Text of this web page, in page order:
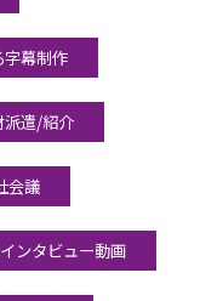
幕制作
派遣/紹介
会議
ンタビュー動画